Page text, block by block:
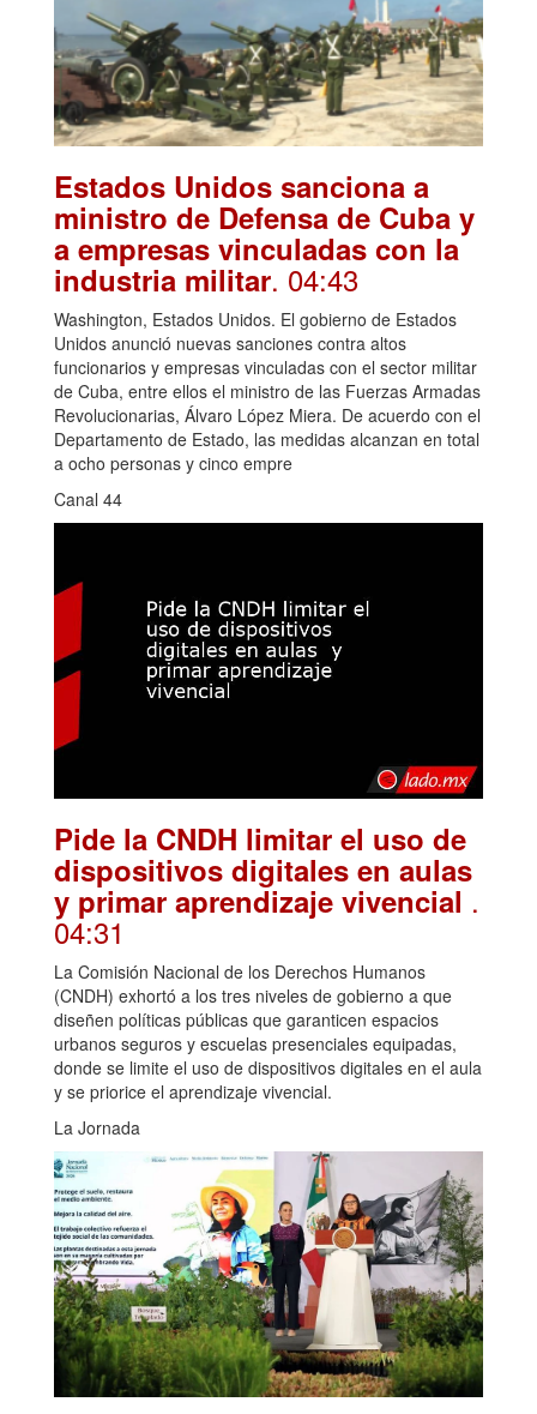
Estados Unidos sanciona a
ministro de Defensa de Cuba y
a empresas vinculadas con la
industria militar. 04:43
Washington, Estados Unidos. El gobierno de Estados
Unidos anunció nuevas sanciones contra altos
funcionarios y empresas vinculadas con el sector militar
de Cuba, entre ellos el ministro de las Fuerzas Armadas
Revolucionarias, Álvaro López Miera. De acuerdo con el
Departamento de Estado, las medidas alcanzan en total
a ocho personas y cinco empre
Canal 44
Pide la CNDH limitar el uso de
dispositivos digitales en aulas
y primar aprendizaje vivencial .
04:31
La Comisión Nacional de los Derechos Humanos
(CNDH) exhortó a los tres niveles de gobierno a que
diseñen políticas públicas que garanticen espacios
urbanos seguros y escuelas presenciales equipadas,
donde se limite el uso de dispositivos digitales en el aula
y se priorice el aprendizaje vivencial.
La Jornada